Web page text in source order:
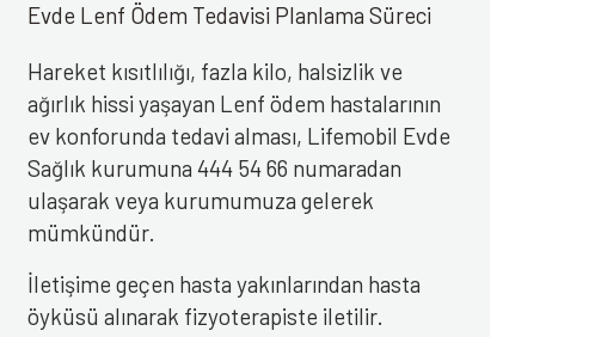
Evde Lenf Ödem Tedavisi Planlama Süreci
Hareket kısıtlılığı, fazla kilo, halsizlik ve
ağırlık hissi yaşayan Lenf ödem hastalarının
ev konforunda tedavi alması, Lifemobil Evde
Sağlık kurumuna 444 54 66 numaradan
ulaşarak veya kurumumuza gelerek
mümkündür.
İletişime geçen hasta yakınlarından hasta
öyküsü alınarak fizyoterapiste iletilir.